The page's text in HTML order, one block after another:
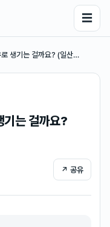
☰
생기는 걸까요? (일산…
기는 걸까요?
↗ 공유